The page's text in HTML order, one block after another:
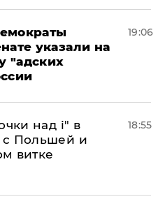
указали на
"адских
19:06
над і" в
с Польшей и
витке
18:55